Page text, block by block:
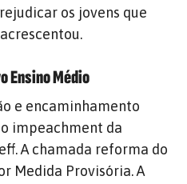
os jovens que
Ensino Médio
e encaminhamento
impeachment da
A chamada reforma do
Medida Provisória. A